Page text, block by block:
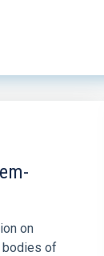
on
bodies of